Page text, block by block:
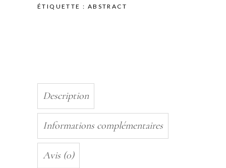
ÉTIQUETTE : ABSTRACT
Description
Informations complémentaires
Avis (0)